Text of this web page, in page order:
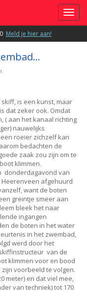
Meld je hier aan!
is een kunst, maar
dat zeker ook. Omdat
( aan het kanaal richting
nauwelijks
roeier zichzelf kan
bedachten de
zaak zou zijn om te
klimmen.
donderdagavond van
Heerenveen afgehuurd
want de boten
greintje smeer aan
bleek het naar
ingangen
de boten in het water
in het zwembad,
werd door het
van de
klimmen voor en bood
voorbeeld te volgen.
meter) en dat viel mee,
van techniek) tot 170